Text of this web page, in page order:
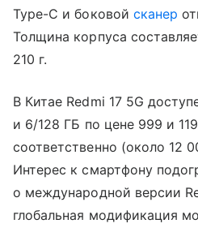
Type-C и боковой сканер
Толщина корпуса
210 г.
В Китае Redmi 17 5G
и 6/128 ГБ по цене 999 и
соответственно (около 12
Интерес к смартфону
о международной версии
глобальная модификация